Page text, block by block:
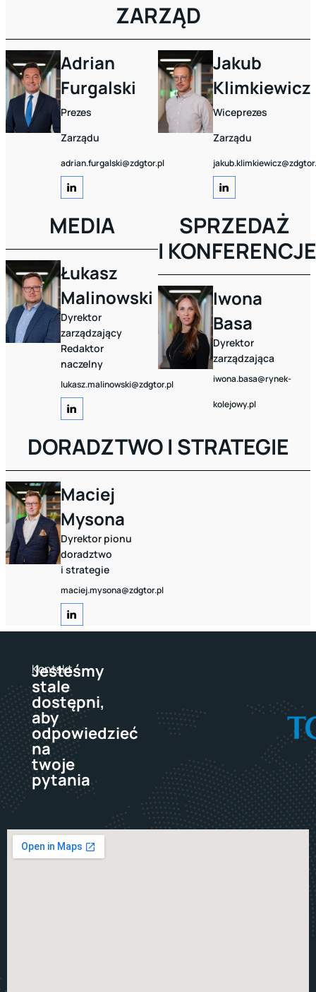
ZARZĄD
Adrian
Furgalski
Prezes
Zarządu
adrian.furgalski@zdgtor.pl
Jakub
Klimkiewicz
Wiceprezes
Zarządu
MEDIA
Łukasz
Malinowski
Dyrektor
zarządzający
Redaktor
naczelny
lukasz.malinowski@zdgtor.pl
SPRZEDAŻ
I KONFERENCJE
Iwona
Basa
Dyrektor
zarządzająca
iwona.basa@rynek-
kolejowy.pl
DORADZTWO I STRATEGIE
Maciej
Mysona
Dyrektor pionu
doradztwo
i strategie
maciej.mysona@zdgtor.pl
Kontakt
Jesteśmy
stale
dostępni,
aby
odpowiedzieć
na
twoje
pytania